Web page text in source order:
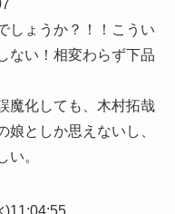
しょうか？！！こうい
ない！相変わらず下品
魔化しても、木村拓哉
娘としか思えないし、
い。